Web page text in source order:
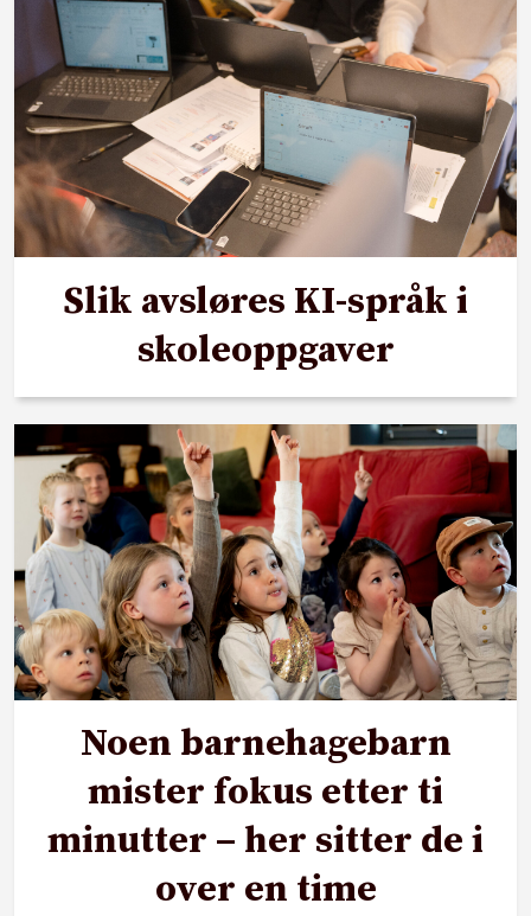
Slik avsløres KI-språk i
skoleoppgaver
Noen barnehagebarn
mister fokus etter ti
minutter – her sitter de i
over en time